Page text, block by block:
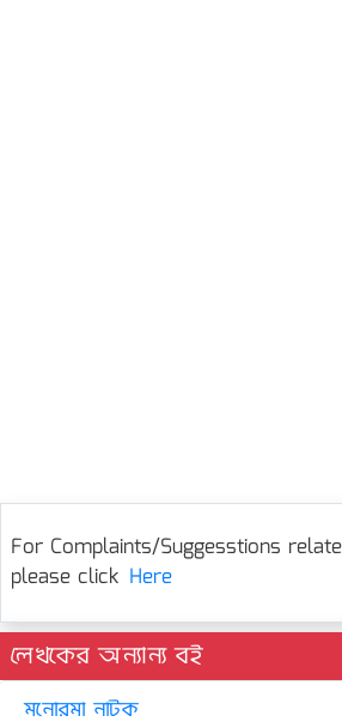
For Complaints/Suggesstions
please click Here
লেখকের অন্যান্য বই
মনোরমা নাটক